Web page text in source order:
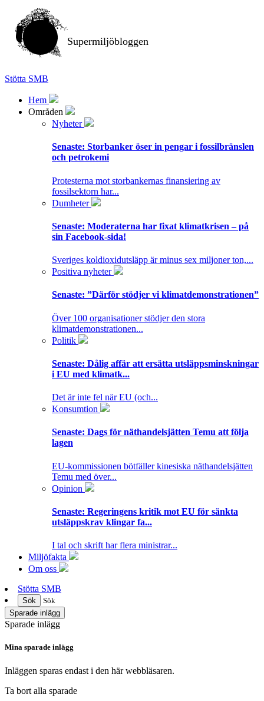
Supermiljöbloggen
Stötta SMB
Hem
Områden
Nyheter
Senaste: Storbanker öser in pengar i fossilbränslen
och petrokemi
Protesterna mot storbankernas finansiering av
fossilsektorn har...
Dumheter
Senaste: Moderaterna har fixat klimatkrisen – på
sin Facebook-sida!
Sveriges koldioxidutsläpp är minus sex miljoner ton,...
Positiva nyheter
Senaste: ”Därför stödjer vi klimatdemonstrationen”
Över 100 organisationer stödjer den stora
klimatdemonstrationen...
Politik
Senaste: Dålig affär att ersätta utsläppsminskningar
i EU med klimatk...
Det är inte fel när EU (och...
Konsumtion
Senaste: Dags för näthandelsjätten Temu att följa
lagen
EU-kommissionen bötfäller kinesiska näthandelsjätten
Temu med över...
Opinion
Senaste: Regeringens kritik mot EU för sänkta
utsläppskrav klingar fa...
I tal och skrift har flera ministrar...
Miljöfakta
Om oss
Stötta SMB
Sök
Sök
Sparade inlägg
Sparade inlägg
Mina sparade inlägg
Inläggen sparas endast i den här webbläsaren.
Ta bort alla sparade